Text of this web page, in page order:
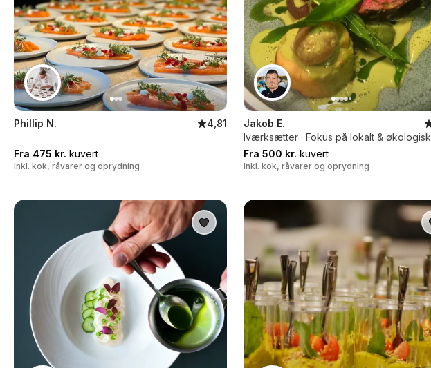
Phillip N. 4,81
Fra 475 kr. kuvert
Inkl. kok, råvarer og oprydning
Jakob E.
Iværksætter · Fokus på lokalt & økologisk
Fra 500 kr. kuvert
Inkl. kok, råvarer og oprydning